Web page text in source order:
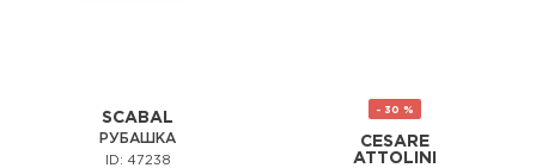
SCABAL
РУБАШКА
ID: 47238
- 30 %
CESARE
ATTOLINI